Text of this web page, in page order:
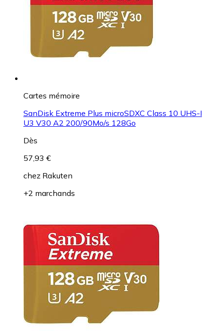
Cartes mémoire
SanDisk Extreme Plus microSDXC Class 10 UHS-I
U3 V30 A2 200/90Mo/s 128Go
Dès
57,93 €
chez Rakuten
+2 marchands